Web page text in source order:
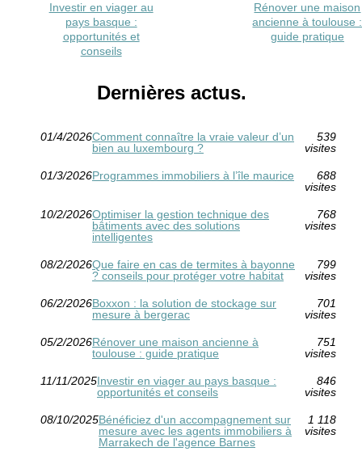
Investir en viager au
pays basque :
opportunités et
conseils
Rénover une maison
ancienne à toulouse :
guide pratique
Dernières actus.
01/4/2026Comment connaître la vraie valeur d’un
bien au luxembourg ?
539
visites
01/3/2026Programmes immobiliers à l’île maurice
688
visites
10/2/2026Optimiser la gestion technique des
bâtiments avec des solutions
intelligentes
768
visites
08/2/2026Que faire en cas de termites à bayonne
? conseils pour protéger votre habitat
799
visites
06/2/2026Boxxon : la solution de stockage sur
mesure à bergerac
701
visites
05/2/2026Rénover une maison ancienne à
toulouse : guide pratique
751
visites
11/11/2025Investir en viager au pays basque :
opportunités et conseils
846
visites
08/10/2025Bénéficiez d'un accompagnement sur
mesure avec les agents immobiliers à
Marrakech de l'agence Barnes
1 118
visites